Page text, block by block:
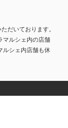
だいております。
ルシェ内の店舗
ルシェ内店舗も休